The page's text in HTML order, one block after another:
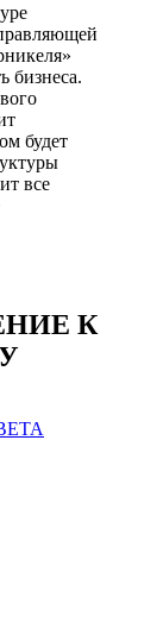
бизнеса.
будет
все
К